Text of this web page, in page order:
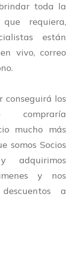
toda la
requiera,
están
vivo, correo
conseguirá los
compraría
mucho más
somos Socios
adquirimos
y nos
a